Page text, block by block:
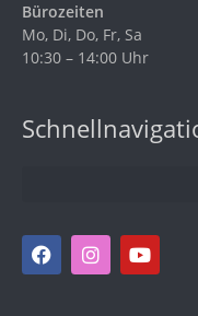
Bürozeiten
Mo, Di, Do, Fr, Sa
10:30 – 14:00 Uhr